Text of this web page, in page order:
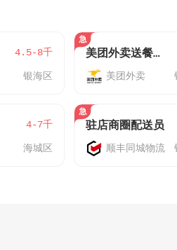
4.5-8千
银海区
美团外卖送餐小哥骑手（三中，北部湾，新大润发，吾悦，侨港)
美团外卖
4-7千
海城区
驻店商圈配送员
顺丰同城物流